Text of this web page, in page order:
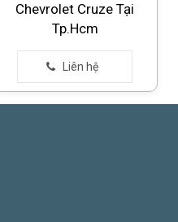
Chevrolet Cruze Tại
Tp.Hcm